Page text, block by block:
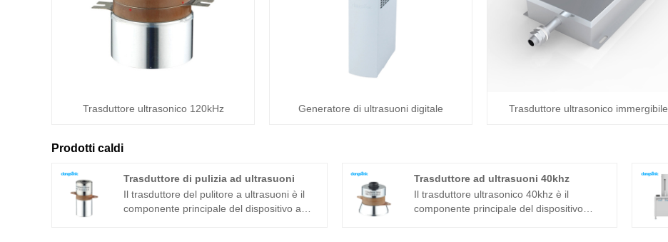
Trasduttore ultrasonico 120kHz Generatore di ultrasuoni digitale Trasduttore ultrasonico immergibile
Prodotti caldi
Trasduttore di pulizia ad ultrasuoni
Il trasduttore del pulitore a ultrasuoni è il
componente principale del dispositivo a
Trasduttore ad ultrasuoni 40khz
Il trasduttore ultrasonico 40khz è il
componente principale del dispositivo